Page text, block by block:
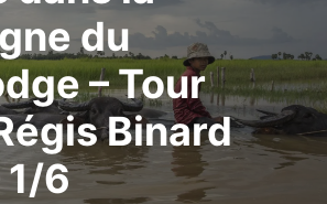
du
– Tour
Binard
1/6